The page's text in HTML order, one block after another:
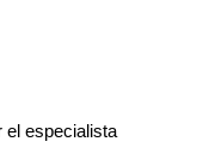
el especialista